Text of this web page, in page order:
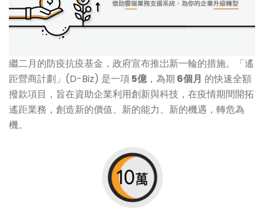
繼二月的防疫抗疫基金，政府宣布推岀新一輪的措施。「遙
距營商計劃」(D-Biz) 是一項5億 ，為期 6個月 的快速全額
撥款項目，旨在資助企業利用創新與科技，在疫情期間開拓
遙距業務，創造新的價值、新的能力、新的機遇，轉危為
機。